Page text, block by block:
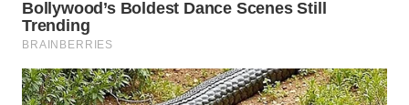
MARTABAT
NET
PLN